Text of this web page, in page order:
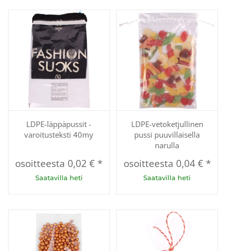
LDPE-läppäpussit -
varoitusteksti 40my
osoitteesta 0,02 € *
Saatavilla heti
LDPE-vetoketjullinen
pussi puuvillaisella
narulla
osoitteesta 0,04 € *
Saatavilla heti